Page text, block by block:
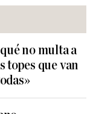
no multa a
topes que van